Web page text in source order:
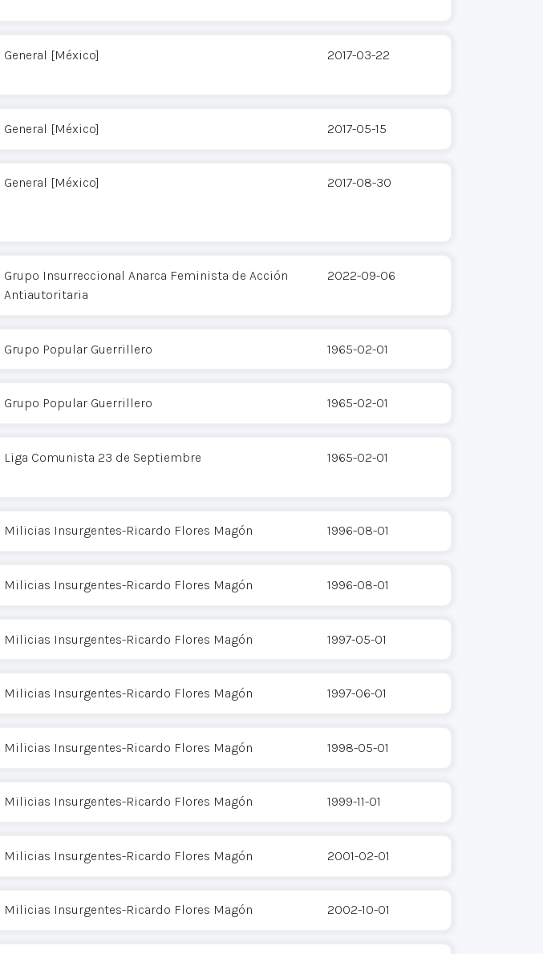
General [México] 2017-03-22
General [México] 2017-05-15
General [México] 2017-08-30
Grupo Insurreccional Anarca Feminista de Acción
Antiautoritaria
2022-09-06
Grupo Popular Guerrillero 1965-02-01
Grupo Popular Guerrillero 1965-02-01
Liga Comunista 23 de Septiembre 1965-02-01
Milicias Insurgentes-Ricardo Flores Magón 1996-08-01
Milicias Insurgentes-Ricardo Flores Magón 1996-08-01
Milicias Insurgentes-Ricardo Flores Magón 1997-05-01
Milicias Insurgentes-Ricardo Flores Magón 1997-06-01
Milicias Insurgentes-Ricardo Flores Magón 1998-05-01
Milicias Insurgentes-Ricardo Flores Magón 1999-11-01
Milicias Insurgentes-Ricardo Flores Magón 2001-02-01
Milicias Insurgentes-Ricardo Flores Magón 2002-10-01